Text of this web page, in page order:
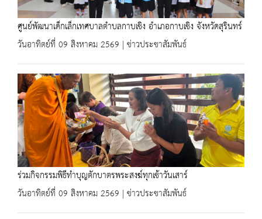
ศูนย์พัฒนาเด็กเล็กเทศบาลตำบลกาบเชิง อำเภอกาบเชิง จังหวัดสุรินทร์
วันอาทิตย์ที่ 09 สิงหาคม 2569 | ข่าวประชาสัมพันธ์
ร่วมกิจกรรมพิธีทำบุญตักบาตรพระสงฆ์ทุกเช้าวันเสาร์
วันอาทิตย์ที่ 09 สิงหาคม 2569 | ข่าวประชาสัมพันธ์